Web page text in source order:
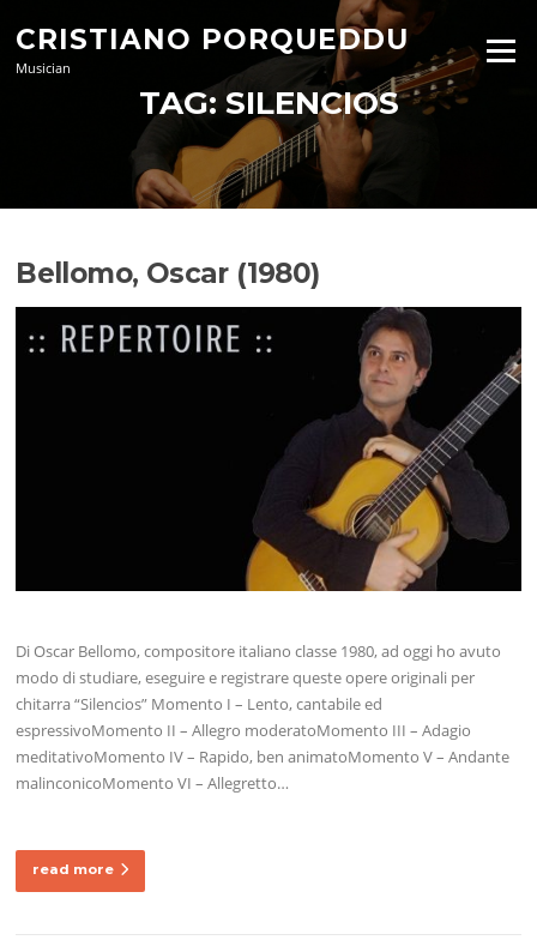
content
CRISTIANO PORQUEDDU
Musician
Menu
TAG: SILENCIOS
Bellomo, Oscar (1980)
Di Oscar Bellomo, compositore italiano classe 1980, ad oggi ho avuto
modo di studiare, eseguire e registrare queste opere originali per
chitarra “Silencios” Momento I – Lento, cantabile ed
espressivoMomento II – Allegro moderatoMomento III – Adagio
meditativoMomento IV – Rapido, ben animatoMomento V – Andante
malinconicoMomento VI – Allegretto…
read more